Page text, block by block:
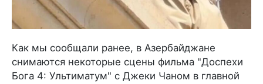
Как мы сообщали ранее, в Азербайджане
снимаются некоторые сцены фильма "Доспехи
Бога 4: Ультиматум" с Джеки Чаном в главной